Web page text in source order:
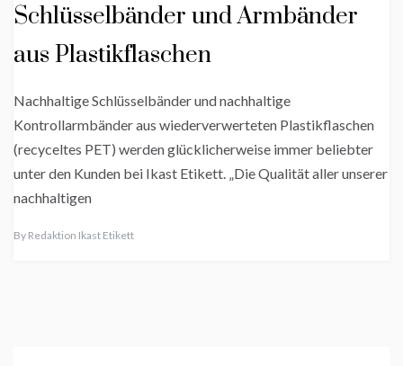
Schlüsselbänder und Armbänder
aus Plastikflaschen
Nachhaltige Schlüsselbänder und nachhaltige
Kontrollarmbänder aus wiederverwerteten Plastikflaschen
(recyceltes PET) werden glücklicherweise immer beliebter
unter den Kunden bei Ikast Etikett. „Die Qualität aller unserer
nachhaltigen
By Redaktion Ikast Etikett